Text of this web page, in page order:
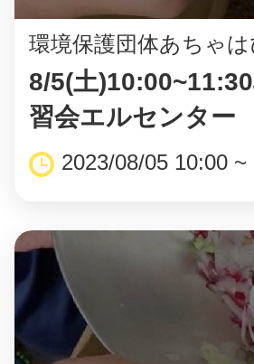
環境保護団体あちゃ
8/5(土
習会エルセンター
2023/08/05 10:00